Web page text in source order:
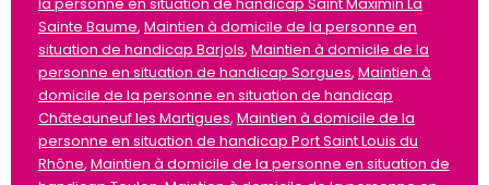
Sainte Baume, Maintien à domicile de la personne en
situation de handicap Barjols, Maintien à domicile de la
personne en situation de handicap Sorgues, Maintien à
domicile de la personne en situation de handicap
Châteauneuf les Martigues, Maintien à domicile de la
personne en situation de handicap Port Saint Louis du
Rhône, Maintien à domicile de la personne en situation de